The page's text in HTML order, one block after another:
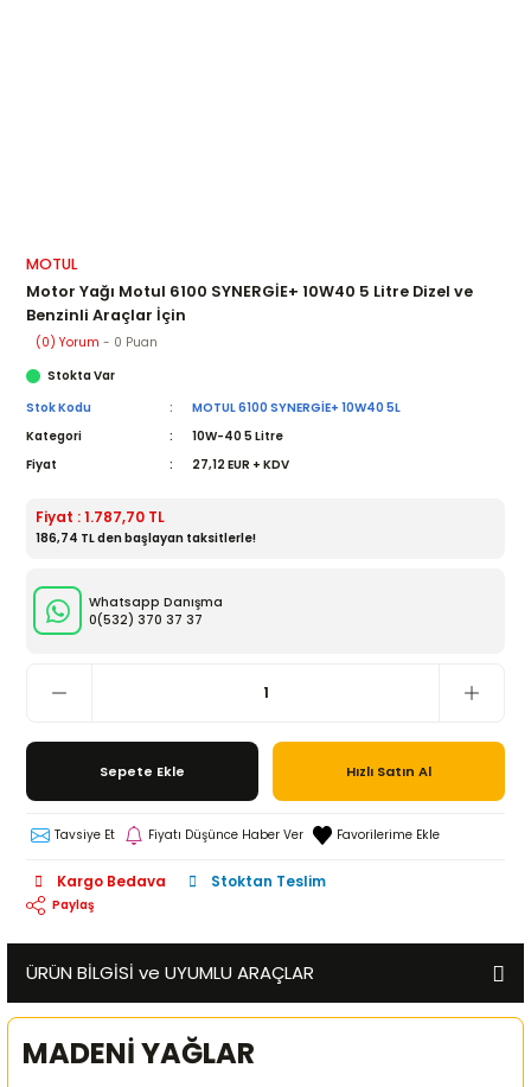
MOTUL
Motor Yağı Motul 6100 SYNERGİE+ 10W40 5 Litre Dizel ve
Benzinli Araçlar İçin
(0) Yorum - 0 Puan
Stokta Var
Stok Kodu
MOTUL 6100 SYNERGİE+ 10W40 5L
Kategori
10W-40 5 Litre
Fiyat
27,12 EUR + KDV
Fiyat : 1.787,70 TL
186,74 TL den başlayan taksitlerle!
Whatsapp Danışma
0(532) 370 37 37
Sepete Ekle Hızlı Satın Al
Tavsiye Et Fiyatı Düşünce Haber Ver
Kargo Bedava Stoktan Teslim
Paylaş
ÜRÜN BİLGİSİ ve UYUMLU ARAÇLAR
MADENİ YAĞLAR